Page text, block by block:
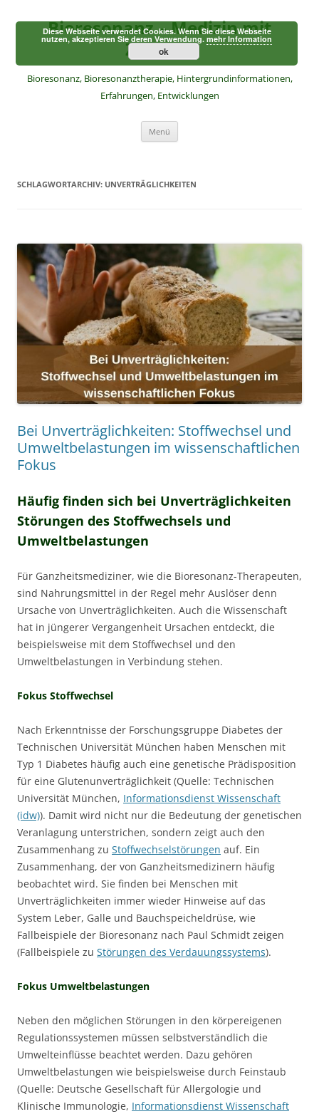
springenBioresonanz – Medizin mit
Zukunft
Bioresonanz, Bioresonanztherapie, Hintergrundinformationen,
Erfahrungen, Entwicklungen
Menü
SCHLAGWORTARCHIV: UNVERTRÄGLICHKEITEN
Bei Unverträglichkeiten: Stoffwechsel und
Umweltbelastungen im wissenschaftlichen
Fokus
Häufig finden sich bei Unverträglichkeiten
Störungen des Stoffwechsels und
Umweltbelastungen
Für Ganzheitsmediziner, wie die Bioresonanz-Therapeuten,
sind Nahrungsmittel in der Regel mehr Auslöser denn
Ursache von Unverträglichkeiten. Auch die Wissenschaft
hat in jüngerer Vergangenheit Ursachen entdeckt, die
beispielsweise mit dem Stoffwechsel und den
Umweltbelastungen in Verbindung stehen.
Fokus Stoffwechsel
Nach Erkenntnisse der Forschungsgruppe Diabetes der
Technischen Universität München haben Menschen mit
Typ 1 Diabetes häufig auch eine genetische Prädisposition
für eine Glutenunverträglichkeit (Quelle: Technischen
Universität München, Informationsdienst Wissenschaft
(idw)). Damit wird nicht nur die Bedeutung der genetischen
Veranlagung unterstrichen, sondern zeigt auch den
Zusammenhang zu Stoffwechselstörungen auf. Ein
Zusammenhang, der von Ganzheitsmedizinern häufig
beobachtet wird. Sie finden bei Menschen mit
Unverträglichkeiten immer wieder Hinweise auf das
System Leber, Galle und Bauchspeicheldrüse, wie
Fallbeispiele der Bioresonanz nach Paul Schmidt zeigen
(Fallbeispiele zu Störungen des Verdauungssystems).
Fokus Umweltbelastungen
Neben den möglichen Störungen in den körpereigenen
Regulationssystemen müssen selbstverständlich die
Umwelteinflüsse beachtet werden. Dazu gehören
Umweltbelastungen wie beispielsweise durch Feinstaub
(Quelle: Deutsche Gesellschaft für Allergologie und
Klinische Immunologie, Informationsdienst Wissenschaft
Diese Webseite verwendet Cookies. Wenn Sie diese Webseite
nutzen, akzeptieren Sie deren Verwendung.mehr Information
ok